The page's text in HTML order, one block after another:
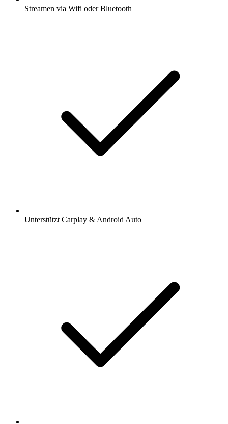
Streamen via Wifi oder Bluetooth
Unterstützt Carplay & Android Auto